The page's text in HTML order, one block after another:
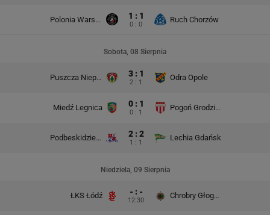
Polonia Warszawa 1 : 1
0 : 0
Ruch Chorzów
Sobota, 08 Sierpnia
Puszcza Niepołomice 3 : 1
2 : 1
Odra Opole
Miedź Legnica 0 : 1
0 : 1
Pogoń Grodzisk Mazowiecki
Podbeskidzie Bielsko-Biała 2 : 2
1 : 1
Lechia Gdańsk
Niedziela, 09 Sierpnia
ŁKS Łódź - : -
12:30
Chrobry Głogów